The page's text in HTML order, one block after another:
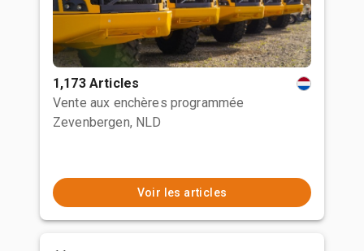
1,173 Articles
Vente aux enchères programmée
Zevenbergen, NLD
Voir les articles